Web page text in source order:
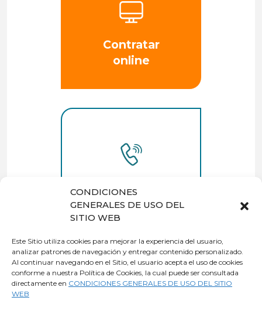
CONDICIONES
GENERALES DE USO DEL
SITIO WEB
Este Sitio utiliza cookies para mejorar la experiencia del usuario,
analizar patrones de navegación y entregar contenido personalizado.
Al continuar navegando en el Sitio, el usuario acepta el uso de cookies
conforme a nuestra Política de Cookies, la cual puede ser consultada
directamente en CONDICIONES GENERALES DE USO DEL SITIO
WEB
Contratar
online
Quiero que me
llamen
o también
contrata